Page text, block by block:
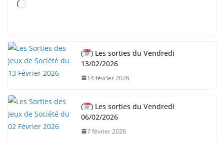
C
n
t
…
(
) Les sorties du Vendredi
13/02/2026
14 février 2026
(
) Les sorties du Vendredi
06/02/2026
7 février 2026